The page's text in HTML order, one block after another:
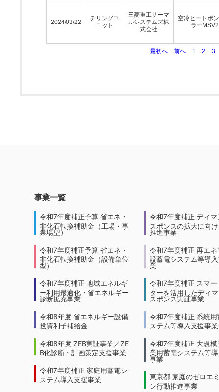
2024/03/22
チリングユ
ニット
三菱重工サーマ
ルシステムズ株
式会社
空冷ヒートポ
ラーMSV2
最初へ 前へ 1 2 3
事業一覧
令和7年度補正予算 省エネ・
非化石転換補助金（工場・事
業場型）
令和7年度補正予算 省エネ・
非化石転換補助金（設備単位
型）
令和7年度補正 地域エネルギ
ー利用最適化・省エネルギー
診断拡充事業
令和8年度 省エネルギー設備
投資利子補給金
令和8年度 ZEB実証事業／ZE
B化診断・計画策定支援事業
令和7年度補正 家庭用蓄電シ
ステム導入支援事業
令和7年度補正 ディマ
スポンスの拡大に向
推進事業
令和7年度補正 再エネ
設蓄電システム等導
業
令和7年度補正 スマー
ターを活用したディ
スポンス実証事業
令和7年度補正 系統用
ステム等導入支援事業
令和7年度補正 大規模
業用蓄電システム等
事業
東京都 家庭のゼロエ
ン行動推進事業